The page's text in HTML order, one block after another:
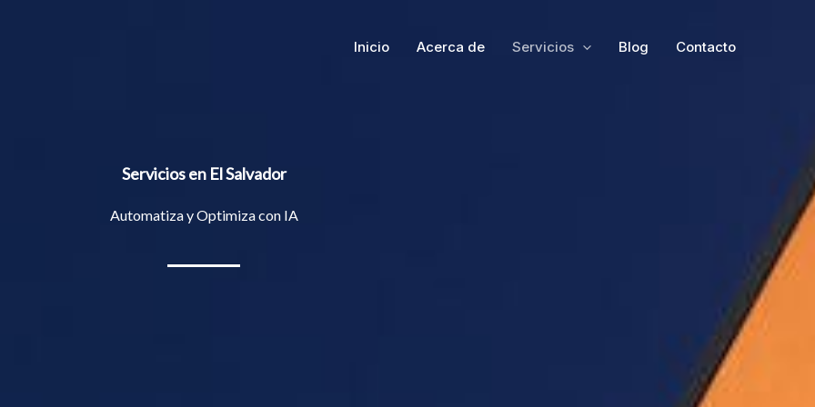
Inicio Acerca de Servicios Blog Contacto
Servicios en El Salvador
Automatiza y Optimiza con IA